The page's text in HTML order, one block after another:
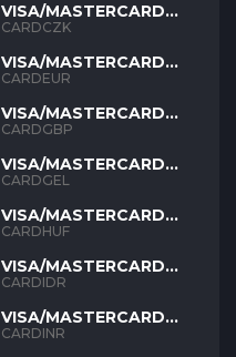
VISA/MASTERCARD
CZK
CARDCZK
VISA/MASTERCARD
EUR
CARDEUR
VISA/MASTERCARD
GBP
CARDGBP
VISA/MASTERCARD
GEL
CARDGEL
VISA/MASTERCARD
HUF
CARDHUF
VISA/MASTERCARD
IDR
CARDIDR
VISA/MASTERCARD
INR
CARDINR